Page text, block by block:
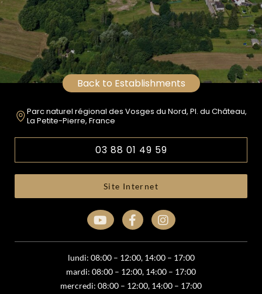
Back to Establishments
Parc naturel régional des Vosges du Nord, Pl. du Château,
La Petite-Pierre, France
03 88 01 49 59
Site Internet
lundi: 08:00 – 12:00, 14:00 – 17:00
mardi: 08:00 – 12:00, 14:00 – 17:00
mercredi: 08:00 – 12:00, 14:00 – 17:00